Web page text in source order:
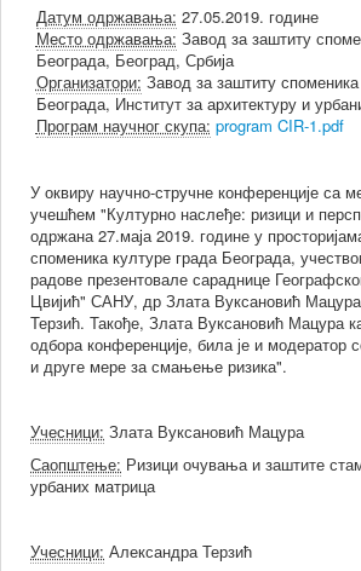
Активности
Сарадња
Новости
Библиотека
Датум одржавања: 27.05.2019. године
Место одржавања: Завод за заштиту
Београда, Београд, Србија
Организатори: Завод за заштиту
Београда, Институт за архитектуру и
Програм научног скупа: program CIR-1.pdf
У оквиру научно-стручне конференције са
учешћем "Културно наслеђе: ризици и
одржана 27.маја 2019. године у
споменика културе града Београда,
радове презентовале сараднице
Цвијић" САНУ, др Злата Вуксановић
Терзић. Такође, Злата Вуксановић Мацура
одбора конференције, била је и модератор
и друге мере за смањење ризика".
Учесници: Злата Вуксановић Мацура
Саопштење: Ризици очувања и заштите
урбаних матрица
Учесници: Александра Терзић